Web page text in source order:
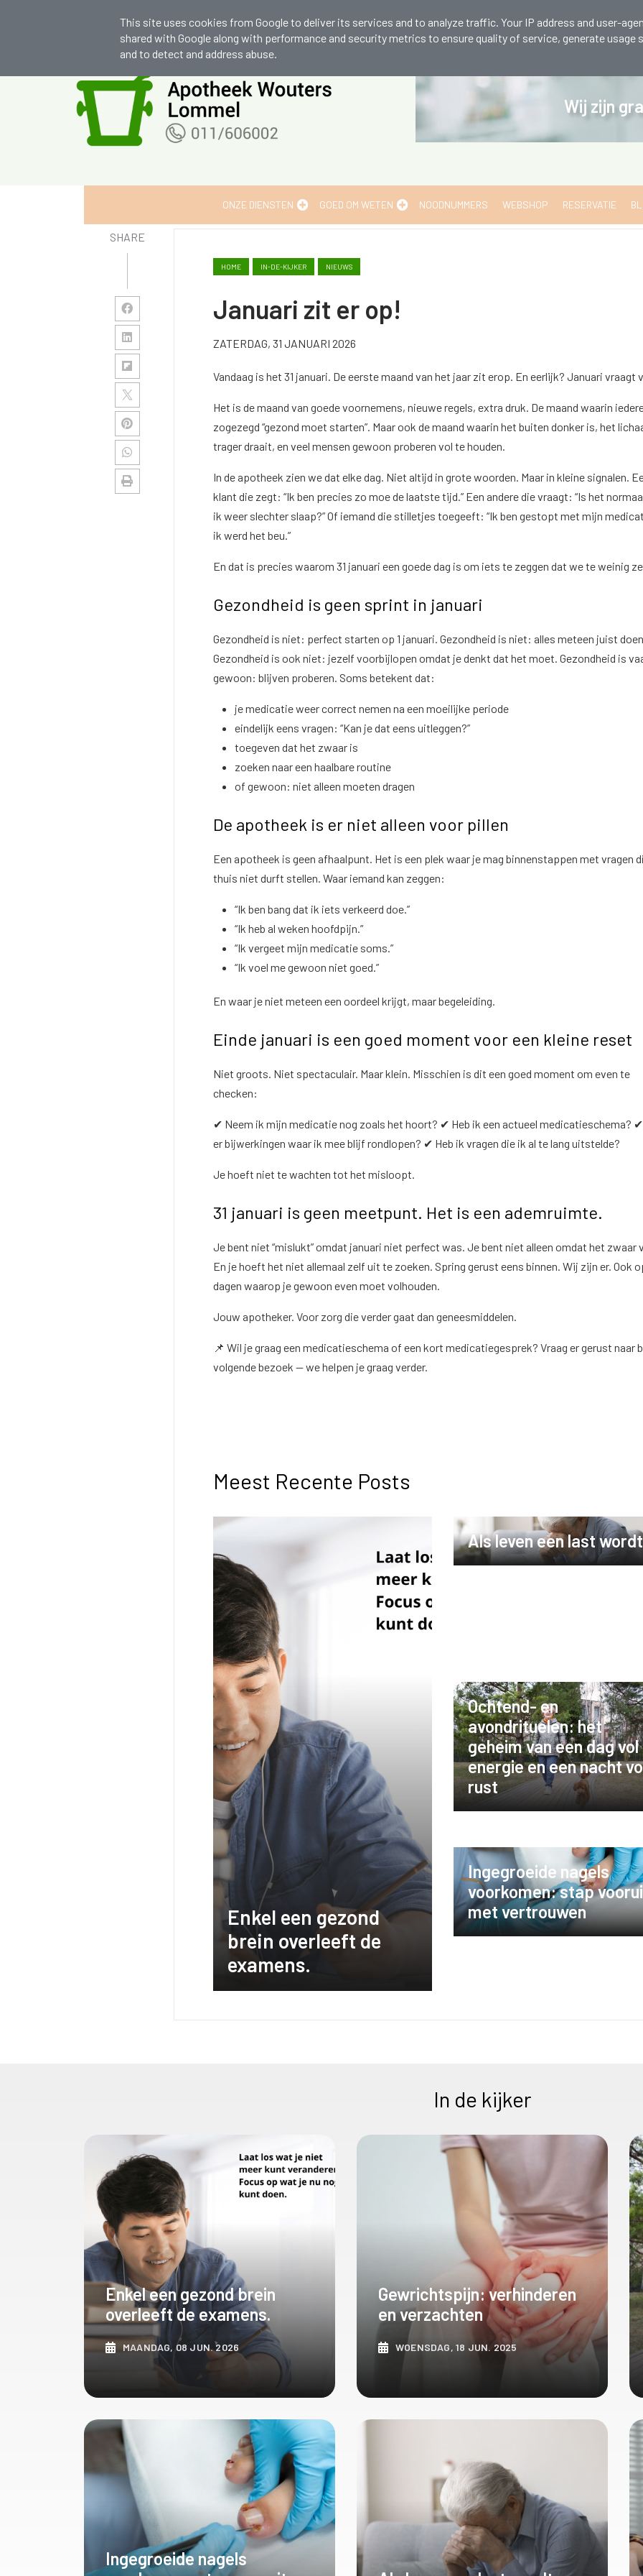
apocwouters@skynet.be +32 (0)11 606 002
Wij zijn graag je huisapotheker Wij zijn
ONZE DIENSTEN GOED OM WETEN NOODNUMMERS WEBSHOP RESERVATIE
SHARE
HOME IN-DE-KIJKER NIEUWS
Januari zit er op!
ZATERDAG, 31 JANUARI 2026
Vandaag is het 31 januari. De eerste maand van het jaar zit erop. En eerlijk? Januari vraagt
Het is de maand van goede voornemens, nieuwe regels, extra druk. De maand waarin
zogezegd “gezond moet starten”. Maar ook de maand waarin het buiten donker is, het
trager draait, en veel mensen gewoon proberen vol te houden.
In de apotheek zien we dat elke dag. Niet altijd in grote woorden. Maar in kleine signalen.
klant die zegt: “Ik ben precies zo moe de laatste tijd.” Een andere die vraagt: “Is het
ik weer slechter slaap?” Of iemand die stilletjes toegeeft: “Ik ben gestopt met mijn
ik werd het beu.”
En dat is precies waarom 31 januari een goede dag is om iets te zeggen dat we te weinig
Gezondheid is geen sprint in januari
Gezondheid is niet: perfect starten op 1 januari. Gezondheid is niet: alles meteen juist
Gezondheid is ook niet: jezelf voorbijlopen omdat je denkt dat het moet. Gezondheid is
gewoon: blijven proberen. Soms betekent dat:
je medicatie weer correct nemen na een moeilijke periode
eindelijk eens vragen: “Kan je dat eens uitleggen?”
toegeven dat het zwaar is
zoeken naar een haalbare routine
of gewoon: niet alleen moeten dragen
De apotheek is er niet alleen voor pillen
Een apotheek is geen afhaalpunt. Het is een plek waar je mag binnenstappen met vragen
thuis niet durft stellen. Waar iemand kan zeggen:
“Ik ben bang dat ik iets verkeerd doe.”
“Ik heb al weken hoofdpijn.”
“Ik vergeet mijn medicatie soms.”
“Ik voel me gewoon niet goed.”
En waar je niet meteen een oordeel krijgt, maar begeleiding.
Einde januari is een goed moment voor een kleine reset
Niet groots. Niet spectaculair. Maar klein. Misschien is dit een goed moment om even te
checken:
✔ Neem ik mijn medicatie nog zoals het hoort? ✔ Heb ik een actueel medicatieschema?
er bijwerkingen waar ik mee blijf rondlopen? ✔ Heb ik vragen die ik al te lang uitstelde?
Je hoeft niet te wachten tot het misloopt.
31 januari is geen meetpunt. Het is een ademruimte.
Je bent niet “mislukt” omdat januari niet perfect was. Je bent niet alleen omdat het zwaar
En je hoeft het niet allemaal zelf uit te zoeken. Spring gerust eens binnen. Wij zijn er. Ook
dagen waarop je gewoon even moet volhouden.
Jouw apotheker. Voor zorg die verder gaat dan geneesmiddelen.
📌 Wil je graag een medicatieschema of een kort medicatiegesprek? Vraag er gerust naar
volgende bezoek — we helpen je graag verder.
Meest Recente Posts
Enkel een gezond
brein overleeft de
examens.
Als leven een last wordt
Ochtend- en
avondrituelen: het
geheim van een dag vol
energie en een nacht
rust
Ingegroeide nagels
voorkomen: stap
met vertrouwen
In de kijker
Enkel een gezond brein
overleeft de examens.
MAANDAG, 08 JUN. 2026
ONTDEK MEER
Gewrichtspijn: verhinderen
en verzachten
WOENSDAG, 18 JUN. 2025
ONTDEK MEER
Ingegroeide nagels
This site uses cookies from Google to deliver its services and to analyze traffic. Your IP address and user-
shared with Google along with performance and security metrics to ensure quality of service, generate
and to detect and address abuse.